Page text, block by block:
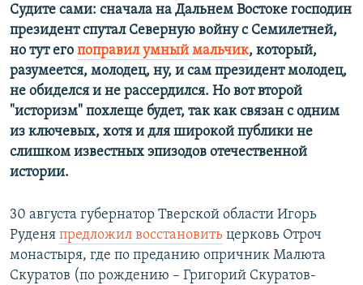
Судите сами: сначала на Дальнем Востоке господин
президент спутал Северную войну с Семилетней,
но тут его поправил умный мальчик, который,
разумеется, молодец, ну, и сам президент молодец,
не обиделся и не рассердился. Но вот второй
"историзм" похлеще будет, так как связан с одним
из ключевых, хотя и для широкой публики не
слишком известных эпизодов отечественной
истории.
30 августа губернатор Тверской области Игорь
Руденя предложил восстановить церковь Отроч
монастыря, где по преданию опричник Малюта
Скуратов (по рождению – Григорий Скуратов-